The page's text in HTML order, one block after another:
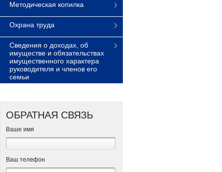
Методическая копилка
Охрана труда
Сведения о доходах, об
имуществе и обязательствах
имущественного характера
руководителя и членов его
семьи
ОБРАТНАЯ СВЯЗЬ
Ваше имя
Ваш телефон